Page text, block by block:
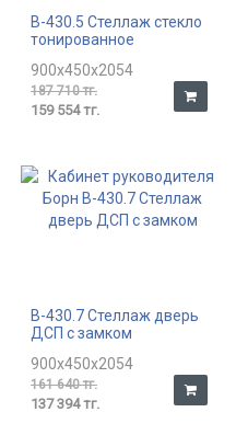
В-430.5 Стеллаж стекло
тонированное
900x450x2054
187 710 тг.
159 554 тг.
В-430.7 Стеллаж дверь
ДСП с замком
900x450x2054
161 640 тг.
137 394 тг.